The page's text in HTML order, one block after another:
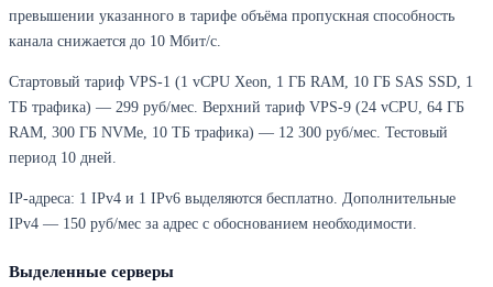
превышении указанного в тарифе объёма пропускная способность
канала снижается до 10 Мбит/с.
Стартовый тариф VPS-1 (1 vCPU Xeon, 1 ГБ RAM, 10 ГБ SAS SSD, 1
ТБ трафика) — 299 руб/мес. Верхний тариф VPS-9 (24 vCPU, 64 ГБ
RAM, 300 ГБ NVMe, 10 ТБ трафика) — 12 300 руб/мес. Тестовый
период 10 дней.
IP-адреса: 1 IPv4 и 1 IPv6 выделяются бесплатно. Дополнительные
IPv4 — 150 руб/мес за адрес с обоснованием необходимости.
Выделенные серверы